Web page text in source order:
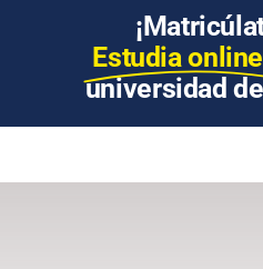
Estudia online
universidad